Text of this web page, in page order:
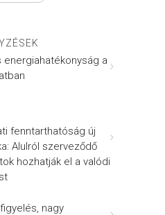
energiahatékonyság a
fenntarthatóság új
Alulról szerveződő
hozhatják el a valódi
nagy